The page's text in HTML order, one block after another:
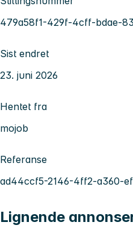
479a58f1-429f-4cff-bdae-
Sist endret
23. juni 2026
Hentet fra
mojob
Referanse
ad44ccf5-2146-4ff2-a360-
Lignende